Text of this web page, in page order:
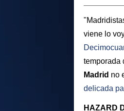
viene lo
temporada
Madrid no
delicada
HAZARD